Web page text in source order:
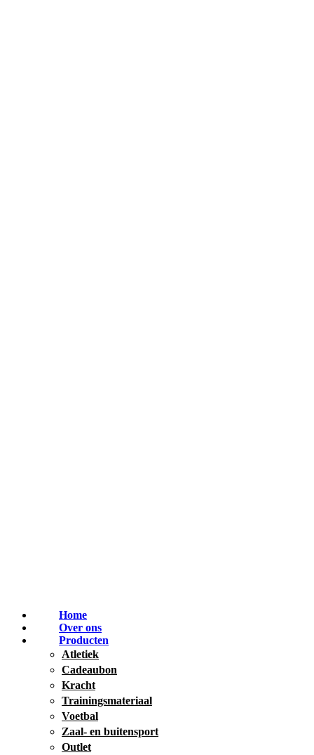
Home
Over ons
Producten
Atletiek
Cadeaubon
Kracht
Trainingsmateriaal
Voetbal
Zaal- en buitensport
Outlet